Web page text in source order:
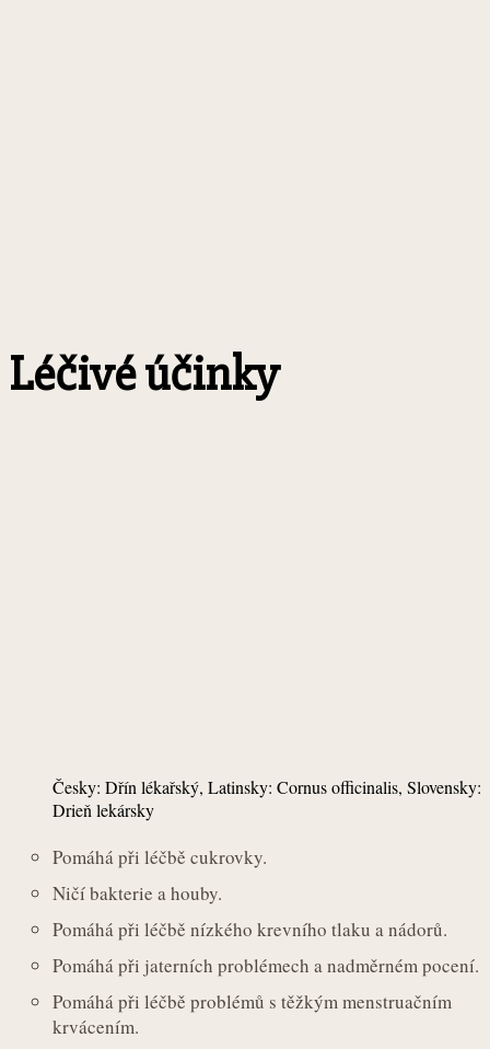
Léčivé účinky
Česky: Dřín lékařský, Latinsky: Cornus officinalis, Slovensky:
Drieň lekársky
Pomáhá při léčbě cukrovky.
Ničí bakterie a houby.
Pomáhá při léčbě nízkého krevního tlaku a nádorů.
Pomáhá při jaterních problémech a nadměrném pocení.
Pomáhá při léčbě problémů s těžkým menstruačním
krvácením.